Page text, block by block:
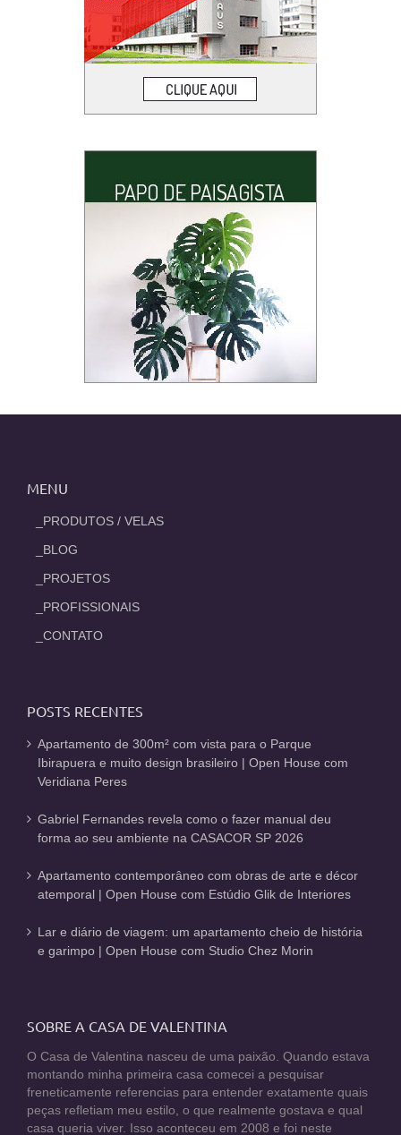
MENU
_PRODUTOS / VELAS
_BLOG
_PROJETOS
_PROFISSIONAIS
_CONTATO
POSTS RECENTES
Apartamento de 300m² com vista para o Parque
Ibirapuera e muito design brasileiro | Open House com
Veridiana Peres
Gabriel Fernandes revela como o fazer manual deu
forma ao seu ambiente na CASACOR SP 2026
Apartamento contemporâneo com obras de arte e décor
atemporal | Open House com Estúdio Glik de Interiores
Lar e diário de viagem: um apartamento cheio de história
e garimpo | Open House com Studio Chez Morin
SOBRE A CASA DE VALENTINA
O Casa de Valentina nasceu de uma paixão. Quando estava
montando minha primeira casa comecei a pesquisar
freneticamente referencias para entender exatamente quais
peças refletiam meu estilo, o que realmente gostava e qual
casa queria viver. Isso aconteceu em 2008 e foi neste